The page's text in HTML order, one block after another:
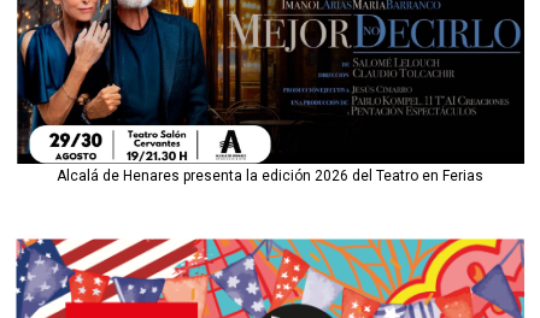
Alcalá de Henares presenta la edición 2026 del Teatro en Ferias